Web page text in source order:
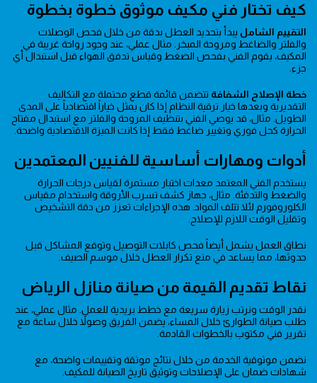
كيف تختار فني مكيف موثوق خطوة بخطوة
التقييم الشامل يبدأ بتحديد العطل بدقة من خلال فحص الوصلات
والفلتر والضاغط ومروحة المبخر. مثال عملي، عند وجود رواحة غريبة في
المكيف، يقوم الفني بفحص الضغط وقياس تدفق الهواء قبل استبدال أي
جزء.
خطة الإصلاح الشفافة تتضمن قائمة قطع محتملة مع التكاليف
التقديرية وبعدها خيار ترقية النظام إذا كان يمثل خياراً اقتصادياً على المدى
الطويل. مثال، قد يوصي الفني بتنظيف المروحة والفلتر مع استبدال مفتاح
الحرارة كحل فوري وتغيير ضاغط فقط إذا كانت الميزة الاقتصادية واضحة.
أدوات ومهارات أساسية للفنيين المعتمدين
يستخدم الفني المعتمد معدات اختبار مستمرة لقياس درجات الحرارة
والضغط والتدفئة. مثال، جهاز كشف تسرب الأروقة واستخدام مقياس
الكلوروفورم لئلا تتلف المواد. هذه الإجراءات تعزز من دقة التشخيص
وتقليل الوقت اللازم للإصلاح.
نطاق العمل يشمل أيضاً فحص كابلات التوصيل وتوقع المشاكل قبل
حدوثها، مما يساعد في منع تكرار العطل خلال موسم الصيف.
نقاط تقديم القيمة من صيانة منازل الرياض
نقدر الوقت ونرتب زيارة سريعة مع خطط بريدية للعمل. مثال عملي، عند
طلب صيانة الطوارئ خلال المساء، يضمن الفريق وصولاً خلال ساعة مع
تقرير فني مكتوب بالخطوات القادمة.
نضمن موثوقية الخدمة من خلال نتائج موثقة وتقييمات واضحة، مع
شهادات ضمان على الإصلاحات وتوثيق تاريخ الصيانة للمكيف.